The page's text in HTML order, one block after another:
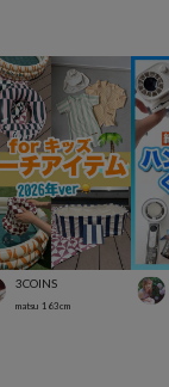
3COINS
matsu 163cm